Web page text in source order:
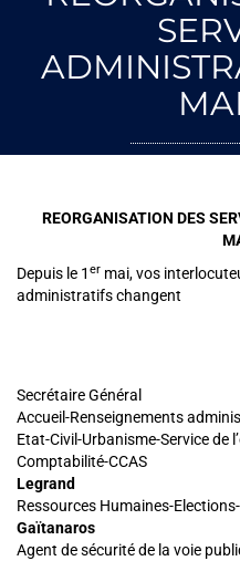
REORGANISATION DES
Depuis le 1 er mai, vos
administratifs changent
Secrétaire
Accueil-Renseignements
Etat-Civil-Urbanisme-
Legrand
Ressources Humaines-
Gaïtanaros
Agent de sécurité de la